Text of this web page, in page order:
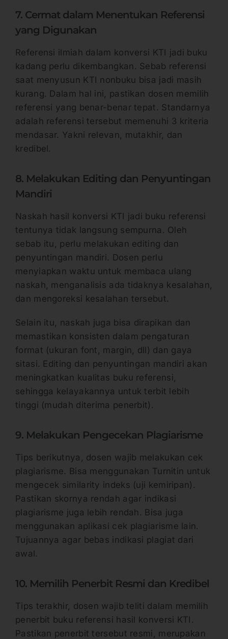
7. Cermat dalam Menentukan Referensi
yang Digunakan
Referensi ilmiah dalam konversi KTI jadi buku
kadang perlu dikembangkan. Sebab referensi
saat menyusun KTI nonbuku bisa jadi masih
kurang. Dalam hal ini, pastikan dosen memilih
referensi yang benar-benar tepat. Standarnya
adalah referensi tersebut memenuhi 3 kriteria
mendasar. Yakni relevan, mutakhir, dan
kredibel.
8. Melakukan Editing dan Penyuntingan
Mandiri
Naskah hasil konversi KTI jadi buku referensi
tentunya tidak langsung sempurna. Oleh
sebab itu, perlu melakukan editing dan
penyuntingan mandiri. Dosen perlu
menyiapkan waktu untuk membaca ulang
naskah, menganalisis ada tidaknya kesalahan,
dan mengoreksi kesalahan tersebut.
Selain itu, naskah juga bisa dirapikan dan
memastikan konsisten dalam pengaturan
format (ukuran font, margin, dll) dan gaya
sitasi. Editing dan penyuntingan mandiri akan
meningkatkan kualitas buku referensi,
sehingga kelayakannya untuk terbit lebih
tinggi (mudah diterima penerbit).
9. Melakukan Pengecekan Plagiarisme
Tips berikutnya, dosen wajib melakukan cek
plagiarisme. Bisa menggunakan Turnitin untuk
mengecek similarity indeks (uji kemiripan).
Pastikan skornya rendah agar indikasi
plagiarisme juga lebih rendah. Bisa juga
menggunakan aplikasi cek plagiarisme lain.
Tujuannya agar bebas indikasi plagiat dari
awal.
10. Memilih Penerbit Resmi dan Kredibel
Tips terakhir, dosen wajib teliti dalam memilih
penerbit buku referensi hasil konversi KTI.
Pastikan penerbit tersebut resmi, merupakan